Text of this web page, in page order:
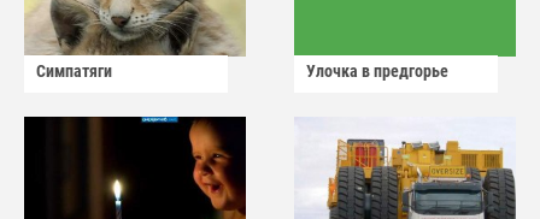
Симпатяги Улочка в предгорье